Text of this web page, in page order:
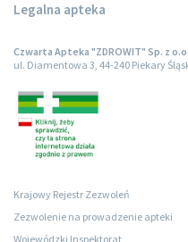
Legalna apteka
Czwarta Apteka "ZDROWIT" Sp. z o.o
ul. Diamentowa 3, 44-240 Piekary
Krajowy Rejestr Zezwoleń
Zezwolenie na prowadzenie apteki
Wojewódzki Inspektorat